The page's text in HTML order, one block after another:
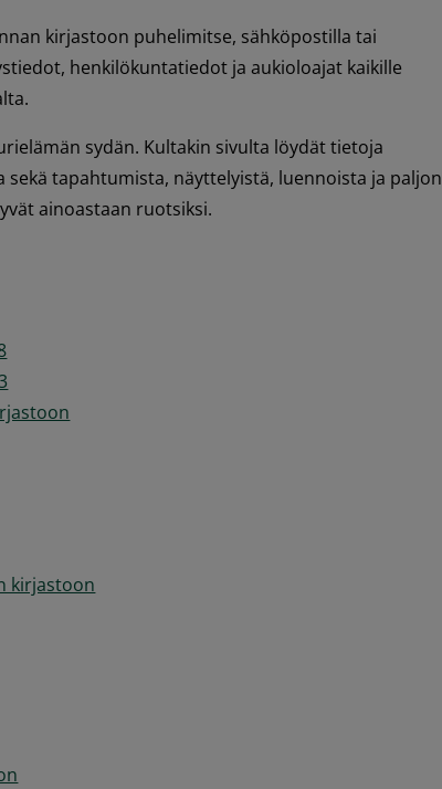
kirjastoon puhelimitse, sähköpostilla tai
henkilökuntatiedot ja aukioloajat kaikille
sydän. Kultakin sivulta löydät tietoja
tapahtumista, näyttelyistä, luennoista ja paljon
ainoastaan ruotsiksi.
kirjastoon